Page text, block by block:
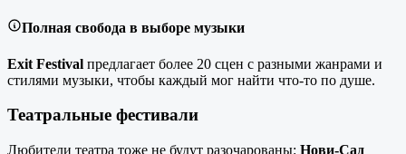
Полная свобода в выборе музыки
Exit Festival предлагает более 20 сцен с разными жанрами и
стилями музыки, чтобы каждый мог найти что-то по душе.
Театральные фестивали
Любители театра тоже не будут разочарованы: Нови-Сад